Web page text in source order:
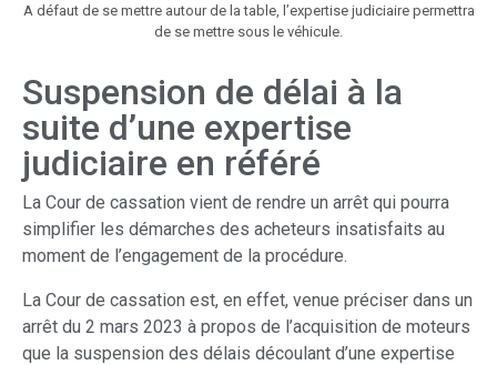
A défaut de se mettre autour de la table, l’expertise judiciaire permettra
de se mettre sous le véhicule.
Suspension de délai à la
suite d’une expertise
judiciaire en référé
La Cour de cassation vient de rendre un arrêt qui pourra
simplifier les démarches des acheteurs insatisfaits au
moment de l’engagement de la procédure.
La Cour de cassation est, en effet, venue préciser dans un
arrêt du 2 mars 2023 à propos de l’acquisition de moteurs
que la suspension des délais découlant d’une expertise